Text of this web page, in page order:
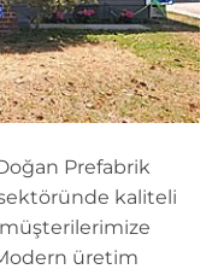
Prefabrik
kaliteli
müşterilerimize
üretim